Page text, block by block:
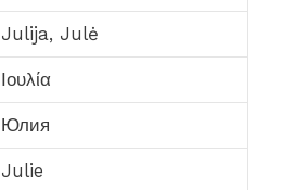
Julija, Julė
Ιουλία
Юлия
Julie